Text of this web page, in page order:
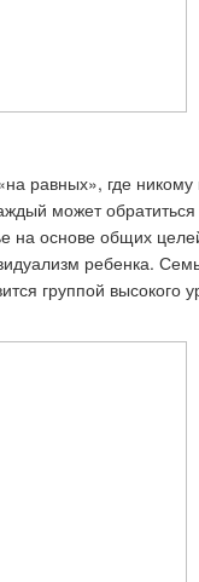
равных», где никому
может обратиться
на основе общих
ребенка.
группой высокого